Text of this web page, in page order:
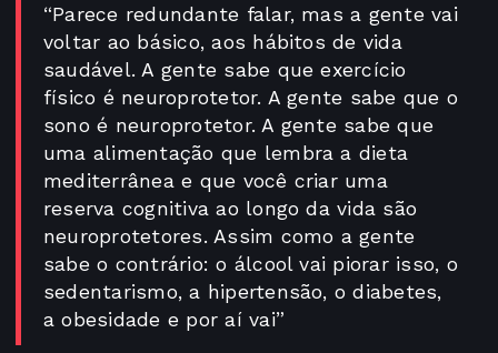
“Parece redundante falar, mas a gente vai
voltar ao básico, aos hábitos de vida
saudável. A gente sabe que exercício
físico é neuroprotetor. A gente sabe que o
sono é neuroprotetor. A gente sabe que
uma alimentação que lembra a dieta
mediterrânea e que você criar uma
reserva cognitiva ao longo da vida são
neuroprotetores. Assim como a gente
sabe o contrário: o álcool vai piorar isso, o
sedentarismo, a hipertensão, o diabetes,
a obesidade e por aí vai”